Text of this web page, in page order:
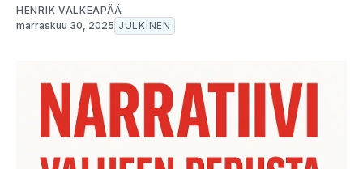
HENRIK VALKEAPÄÄ
marraskuu 30, 2025 JULKINEN